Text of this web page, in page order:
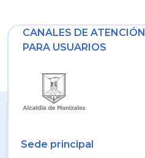
CANALES DE ATENCIÓN
PARA USUARIOS
Sede principal